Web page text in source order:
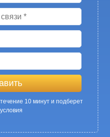
10 минут и подберет